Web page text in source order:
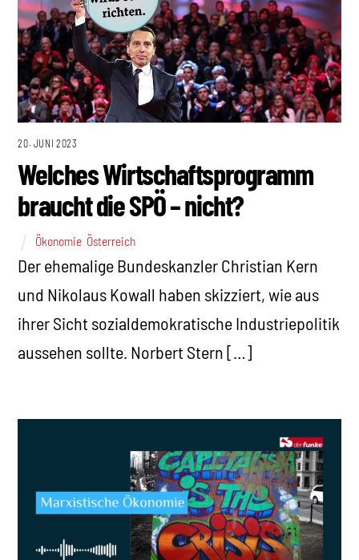
20. JUNI 2023
Welches Wirtschaftsprogramm
braucht die SPÖ – nicht?
Ökonomie Österreich
Der ehemalige Bundeskanzler Christian Kern
und Nikolaus Kowall haben skizziert, wie aus
ihrer Sicht sozialdemokratische Industriepolitik
aussehen sollte. Norbert Stern […]